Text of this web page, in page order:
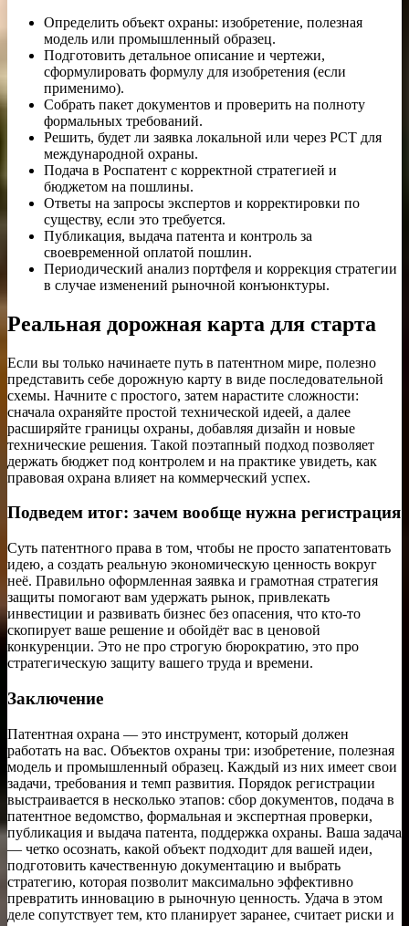
Определить объект охраны: изобретение, полезная
модель или промышленный образец.
Подготовить детальное описание и чертежи,
сформулировать формулу для изобретения (если
применимо).
Собрать пакет документов и проверить на полноту
формальных требований.
Решить, будет ли заявка локальной или через PCT для
международной охраны.
Подача в Роспатент с корректной стратегией и
бюджетом на пошлины.
Ответы на запросы экспертов и корректировки по
существу, если это требуется.
Публикация, выдача патента и контроль за
своевременной оплатой пошлин.
Периодический анализ портфеля и коррекция стратегии
в случае изменений рыночной конъюнктуры.
Реальная дорожная карта для старта
Если вы только начинаете путь в патентном мире, полезно
представить себе дорожную карту в виде последовательной
схемы. Начните с простого, затем нарастите сложности:
сначала охраняйте простой технической идеей, а далее
расширяйте границы охраны, добавляя дизайн и новые
технические решения. Такой поэтапный подход позволяет
держать бюджет под контролем и на практике увидеть, как
правовая охрана влияет на коммерческий успех.
Подведем итог: зачем вообще нужна регистрация
Суть патентного права в том, чтобы не просто запатентовать
идею, а создать реальную экономическую ценность вокруг
неё. Правильно оформленная заявка и грамотная стратегия
защиты помогают вам удержать рынок, привлекать
инвестиции и развивать бизнес без опасения, что кто-то
скопирует ваше решение и обойдёт вас в ценовой
конкуренции. Это не про строгую бюрократию, это про
стратегическую защиту вашего труда и времени.
Заключение
Патентная охрана — это инструмент, который должен
работать на вас. Объектов охраны три: изобретение, полезная
модель и промышленный образец. Каждый из них имеет свои
задачи, требования и темп развития. Порядок регистрации
выстраивается в несколько этапов: сбор документов, подача в
патентное ведомство, формальная и экспертная проверки,
публикация и выдача патента, поддержка охраны. Ваша задача
— четко осознать, какой объект подходит для вашей идеи,
подготовить качественную документацию и выбрать
стратегию, которая позволит максимально эффективно
превратить инновацию в рыночную ценность. Удача в этом
деле сопутствует тем, кто планирует заранее, считает риски и